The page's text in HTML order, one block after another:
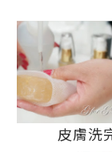
皮膚洗